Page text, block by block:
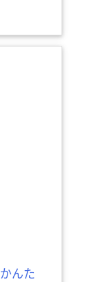
んた